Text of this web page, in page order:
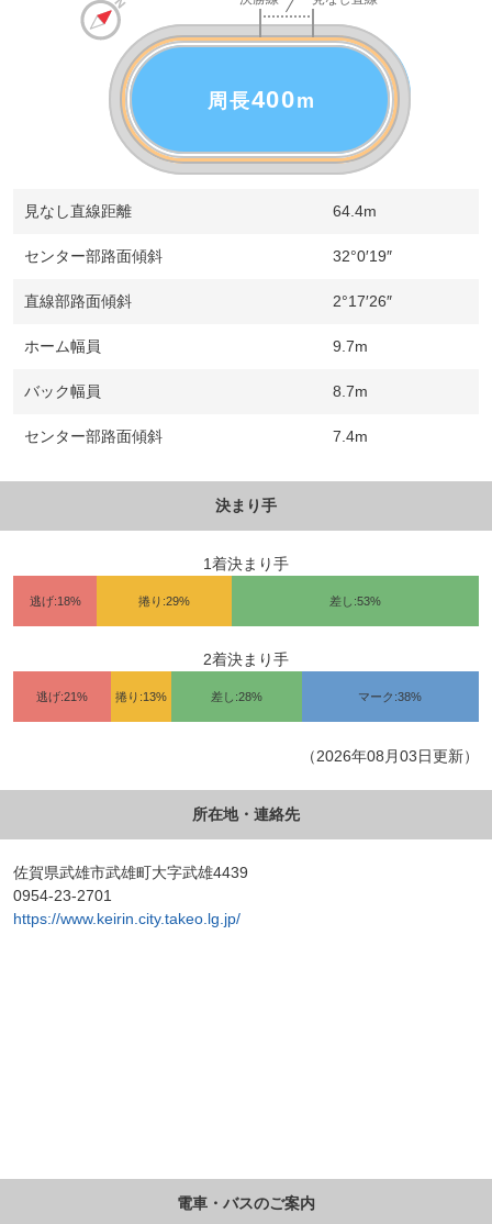
周長400m
見なし直線距離 64.4m
センター部路面傾斜 32°0′19″
直線部路面傾斜 2°17′26″
ホーム幅員 9.7m
バック幅員 8.7m
センター部路面傾斜 7.4m
決まり手
1着決まり手
逃げ:18% 捲り:29% 差し:53%
2着決まり手
逃げ:21% 捲り:13% 差し:28% マーク:38%
（2026年08月03日更新）
所在地・連絡先
佐賀県武雄市武雄町大字武雄4439
0954-23-2701
https://www.keirin.city.takeo.lg.jp/
電車・バスのご案内